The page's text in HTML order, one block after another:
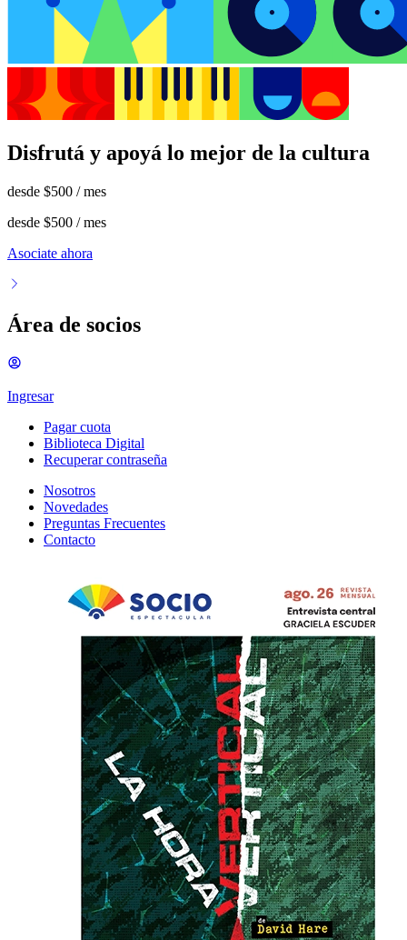
Disfrutá y apoyá lo mejor de la cultura
desde $500 / mes
desde $500 / mes
Asociate ahora
Área de socios
Ingresar
Pagar cuota
Biblioteca Digital
Recuperar contraseña
Nosotros
Novedades
Preguntas Frecuentes
Contacto